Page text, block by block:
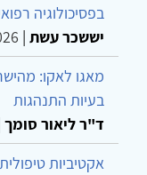
בפסיכולוגיה
יששכר עשת |
מאגו לאקו:
בעיות התנהגות
ד"ר ליאור סומך
אקטיביות